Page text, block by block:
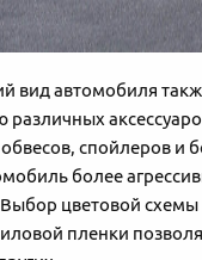
вид автомобиля
спойлеров и
более
цветовой схемы
пленки